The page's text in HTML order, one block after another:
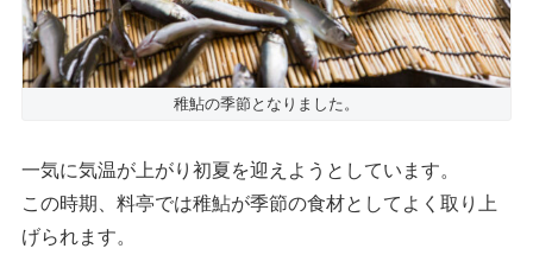
稚鮎の季節となりました。
一気に気温が上がり初夏を迎えようとしています。
この時期、料亭では稚鮎が季節の食材としてよく取り上
げられます。